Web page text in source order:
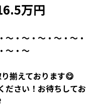
万円
～・～・～・～・～・
～・～
揃えております😋
ださい！お待ちしてお